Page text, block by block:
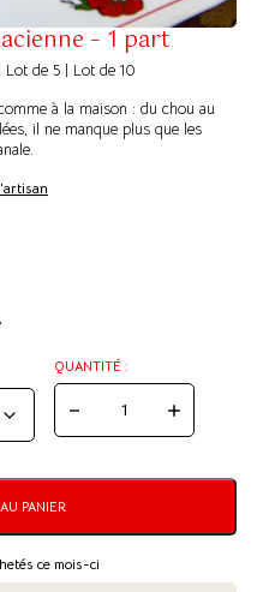
– 1 part
Lot de 5 | Lot de 10
à la maison : du chou au
il ne manque plus que les
QUANTITÉ :
-
PANIER
ce mois-ci